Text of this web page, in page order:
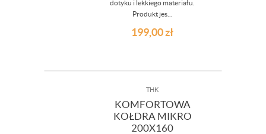
dotyku i lekkiego materiału.
Produkt jes...
199,00zł
THK
KOMFORTOWA
KOŁDRA MIKRO
200X160